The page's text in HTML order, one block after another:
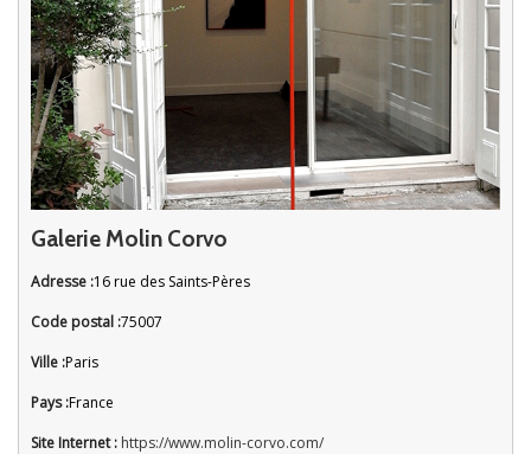
Galerie Molin Corvo
Adresse :16 rue des Saints-Pères
Code postal :75007
Ville :Paris
Pays :France
Site Internet : https://www.molin-corvo.com/